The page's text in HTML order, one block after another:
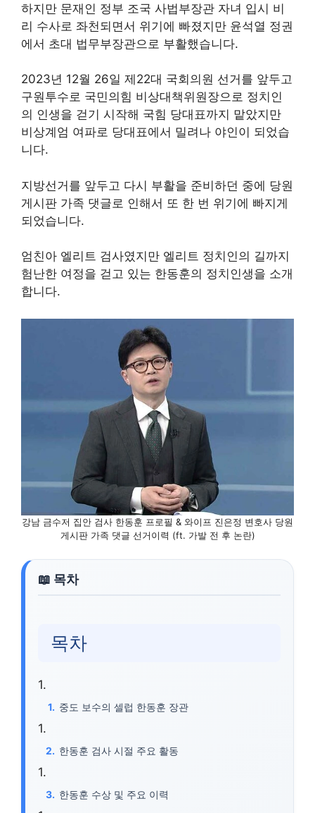
하지만 문재인 정부 조국 사법부장관 자녀 입시 비
리 수사로 좌천되면서 위기에 빠졌지만 윤석열 정권
에서 초대 법무부장관으로 부활했습니다.
2023년 12월 26일 제22대 국회의원 선거를 앞두고
구원투수로 국민의힘 비상대책위원장으로 정치인
의 인생을 걷기 시작해 국힘 당대표까지 맡았지만
비상계엄 여파로 당대표에서 밀려나 야인이 되었습
니다.
지방선거를 앞두고 다시 부활을 준비하던 중에 당원
게시판 가족 댓글로 인해서 또 한 번 위기에 빠지게
되었습니다.
엄친아 엘리트 검사였지만 엘리트 정치인의 길까지
험난한 여정을 걷고 있는 한동훈의 정치인생을 소개
합니다.
강남 금수저 집안 검사 한동훈 프로필 & 와이프 진은정 변호사 당원
게시판 가족 댓글 선거이력 (ft. 가발 전 후 논란)
목차
중도 보수의 셀럽 한동훈 장관
한동훈 검사 시절 주요 활동
한동훈 수상 및 주요 이력